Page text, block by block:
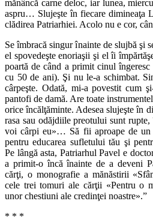
mănâncă carne deloc, iar lunea,
aspru… Slujeşte în fiecare dimineaţa
clădirea Patriarhiei. Acolo nu e cor,
Se îmbracă singur înainte de slujbă şi
el spovedeşte enoriaşii şi el îi
poartă de când a primit cinul
cu 50 de ani). Şi nu le-a schimbat.
cârpeşte. Odată, mi-a povestit cum
pantofi de damă. Are toate
orice încălţăminte. Adesea slujeşte în
rasa sau odăjdiile preotului sunt
voi cârpi eu»… Să fii aproape de un
pentru educarea sufletului tău şi
Pe lângă asta, Patriarhul Pavel e
a primit-o încă înainte de a deveni
cărţi, o monografie a mănăstirii
cele trei tomuri ale cărţii «Pentru o
unor chestiuni ale credinţei noastre».”
* * *